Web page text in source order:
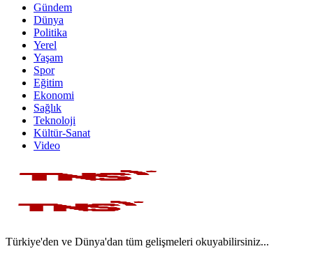
Gündem
Dünya
Politika
Yerel
Yaşam
Spor
Eğitim
Ekonomi
Sağlık
Teknoloji
Kültür-Sanat
Video
Türkiye'den ve Dünya'dan tüm gelişmeleri okuyabilirsiniz...